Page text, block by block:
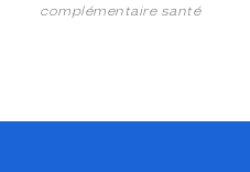
complémentaire santé